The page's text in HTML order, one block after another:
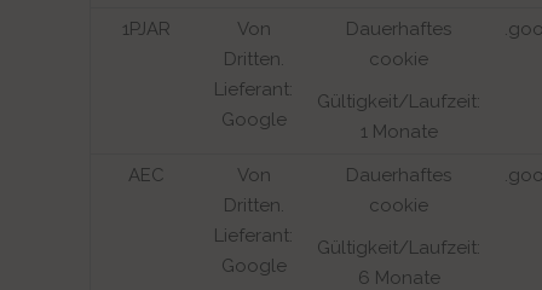
1PJAR
Von
Dritten.
Lieferant:
Google
Dauerhaftes
cookie
Gültigkeit/Laufzeit:
1 Monate
AEC
Von
Dritten.
Lieferant:
Google
Dauerhaftes
cookie
Gültigkeit/Laufzeit:
6 Monate